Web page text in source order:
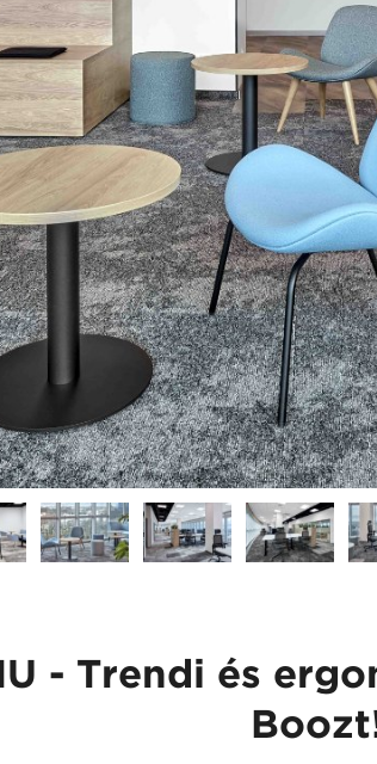
- Trendi és